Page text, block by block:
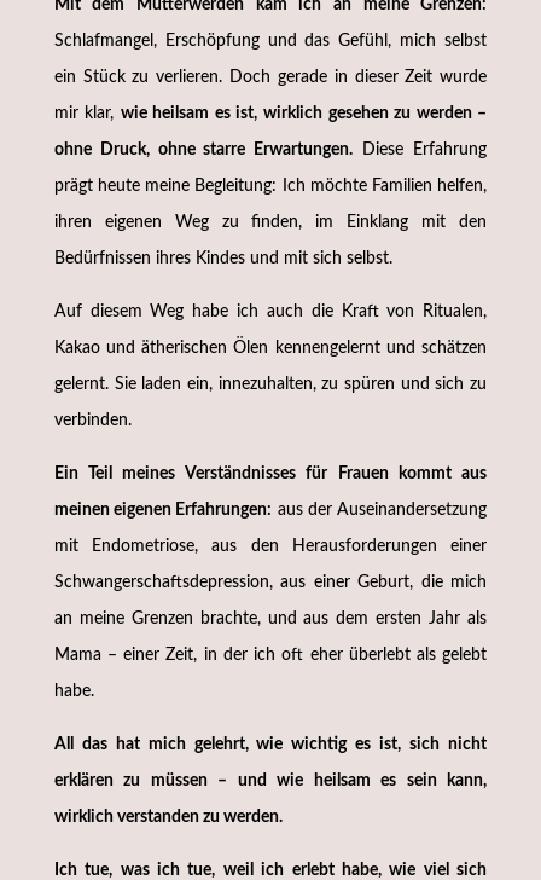
Mit dem Mutterwerden kam ich an meine Grenzen:
Schlafmangel, Erschöpfung und das Gefühl, mich selbst
ein Stück zu verlieren. Doch gerade in dieser Zeit wurde
mir klar, wie heilsam es ist, wirklich gesehen zu werden –
ohne Druck, ohne starre Erwartungen. Diese Erfahrung
prägt heute meine Begleitung: Ich möchte Familien helfen,
ihren eigenen Weg zu finden, im Einklang mit den
Bedürfnissen ihres Kindes und mit sich selbst.
Auf diesem Weg habe ich auch die Kraft von Ritualen,
Kakao und ätherischen Ölen kennengelernt und schätzen
gelernt. Sie laden ein, innezuhalten, zu spüren und sich zu
verbinden.
Ein Teil meines Verständnisses für Frauen kommt aus
meinen eigenen Erfahrungen: aus der Auseinandersetzung
mit Endometriose, aus den Herausforderungen einer
Schwangerschafts­depression, aus einer Geburt, die mich
an meine Grenzen brachte, und aus dem ersten Jahr als
Mama – einer Zeit, in der ich oft eher überlebt als gelebt
habe.
All das hat mich gelehrt, wie wichtig es ist, sich nicht
erklären zu müssen – und wie heilsam es sein kann,
wirklich verstanden zu werden.
Ich tue, was ich tue, weil ich erlebt habe, wie viel sich